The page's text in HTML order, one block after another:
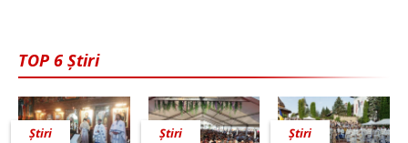
TOP 6 Știri
Știri Știri Știri